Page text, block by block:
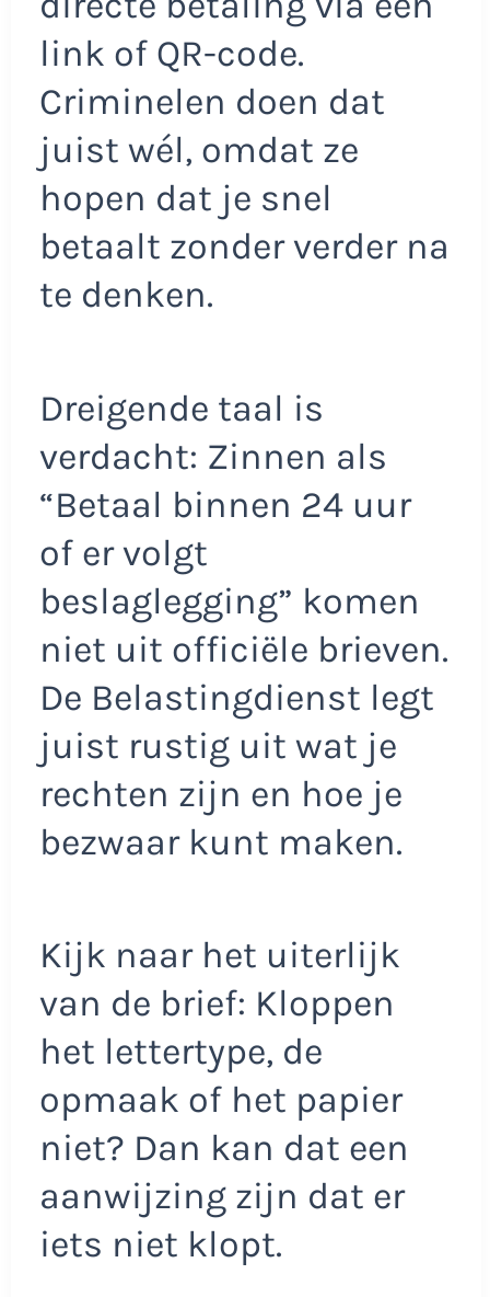
link of QR-code.
Criminelen doen dat
juist wél, omdat ze
hopen dat je snel
betaalt zonder verder na
te denken.
Dreigende taal is
verdacht: Zinnen als
“Betaal binnen 24 uur
of er volgt
beslaglegging” komen
niet uit officiële brieven.
De Belastingdienst legt
juist rustig uit wat je
rechten zijn en hoe je
bezwaar kunt maken.
Kijk naar het uiterlijk
van de brief: Kloppen
het lettertype, de
opmaak of het papier
niet? Dan kan dat een
aanwijzing zijn dat er
iets niet klopt.